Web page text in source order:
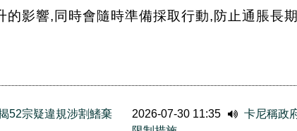
影響,同時會隨時準備採取行動,防止通脹長
52宗疑違規涉割鰭棄
2026-07-30 11:35
卡尼稱政